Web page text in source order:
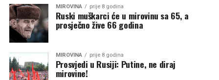
MIROVINA prije 8 godina
Ruski muškarci će u mirovinu sa 65, a
prosječno žive 66 godina
MIROVINA prije 8 godina
Prosvjedi u Rusiji: Putine, ne diraj
mirovine!